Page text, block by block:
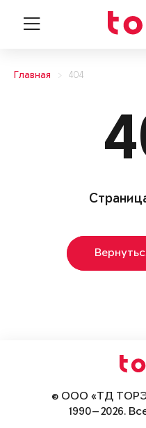
Главная 404
© ООО «ТД
1990—2026.